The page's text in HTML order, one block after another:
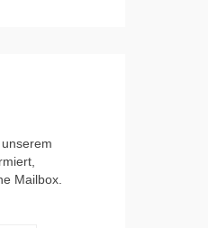
Mailbox.